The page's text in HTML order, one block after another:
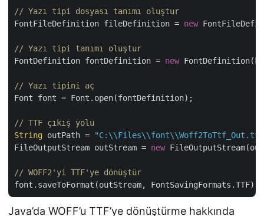
// Yazı tipi dosyası tanımı oluştur
FontFileDefinition fileDefinition = new
// Yazı tipi tanımı oluştur
FontDefinition fontDefinition = new
// Yazı tipini aç
Font font = Font.open(fontDefinition);
// TTF çıkış yolu
String outPath =
FileOutputStream outStream = new
// WOFF2'yi TTF'ye dönüştür
Java’da WOFF’u TTF’ye dönüştürme hakkında